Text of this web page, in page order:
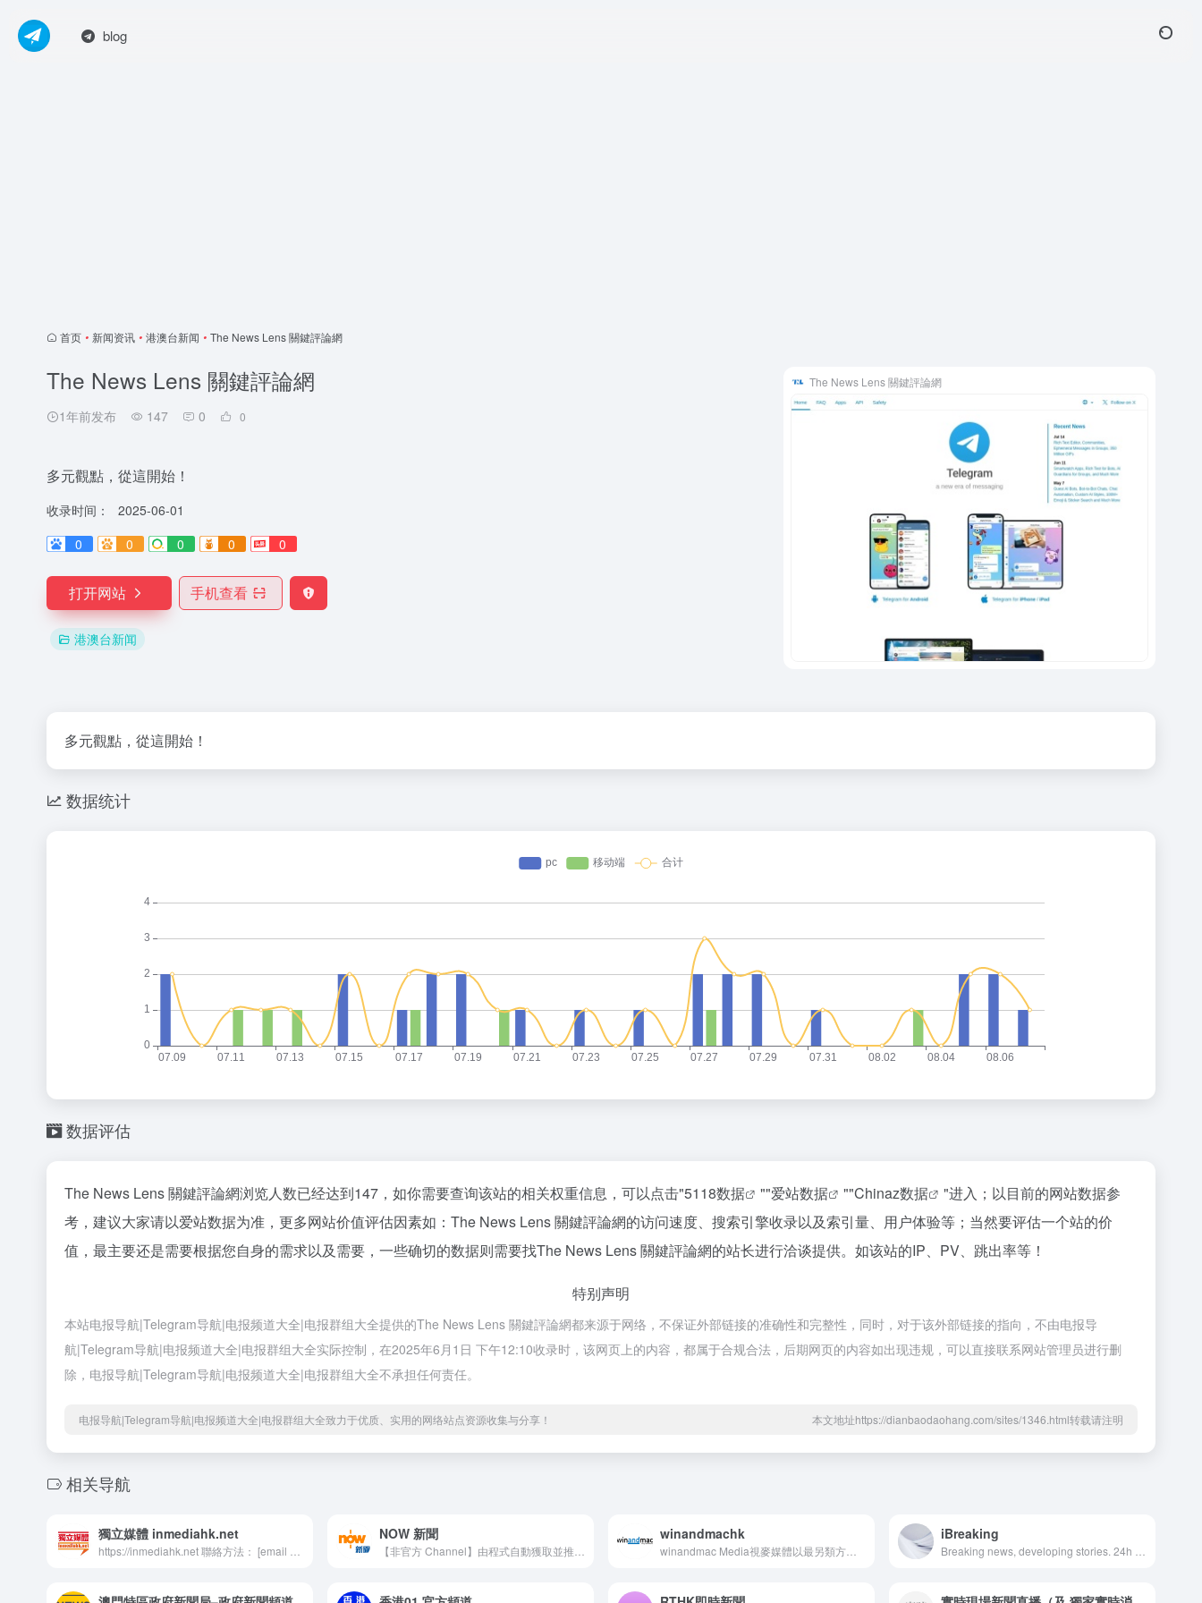
blog
首页 • 新闻资讯 • 港澳台新闻 • The News Lens 關鍵評論網
The News Lens 關鍵評論網
1年前发布 147 0 0
多元觀點，從這開始！
收录时间：
2025-06-01
0
0 0 0 0
打开网站 手机查看
港澳台新闻
The News Lens 關鍵評論網
多元觀點，從這開始！
数据统计
数据评估
The News Lens 關鍵評論網浏览人数已经达到147，如你需要查询该站的相关权重信息，可以点击"5118数据 ""爱站数据 ""Chinaz数据
"进入；以目前的网站数据参
考，建议大家请以爱站数据为准，更多网站价值评估因素如：The News Lens 關鍵評論網的访问速度、搜索引擎收录以及索引量、用户体验等；当然要评估一个站的价
值，最主要还是需要根据您自身的需求以及需要，一些确切的数据则需要找The News Lens 關鍵評論網的站长进行洽谈提供。如该站的IP、PV、跳出率等！
特别声明
本站电报导航|Telegram导航|电报频道大全|电报群组大全提供的The News Lens 關鍵評論網都来源于网络，不保证外部链接的准确性和完整性，同时，对于该外部链接的指向，不由电报导
航|Telegram导航|电报频道大全|电报群组大全实际控制，在2025年6月1日 下午12:10收录时，该网页上的内容，都属于合规合法，后期网页的内容如出现违规，可以直接联系网站管理员进行删
除，电报导航|Telegram导航|电报频道大全|电报群组大全不承担任何责任。
电报导航|Telegram导航|电报频道大全|电报群组大全致力于优质、实用的网络站点资源收集与分享！ 本文地址https://dianbaodaohang.com/sites/1346.html转载请注明
相关导航
獨立媒體 inmediahk.net NOW 新聞 winandmachk iBreaking